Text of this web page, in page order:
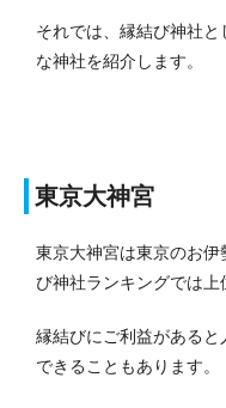
それでは、縁結び神社
な神社を紹介します。
東京大神宮
東京大神宮は東京のお
び神社ランキングでは上
縁結びにご利益がある
できることもあります。